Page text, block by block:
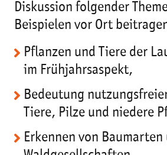
Diskussion folgender
Beispielen vor Ort
Pflanzen und Tiere der
im Frühjahrsaspekt,
Bedeutung
Tiere, Pilze und niedere
Erkennen von Baumarten